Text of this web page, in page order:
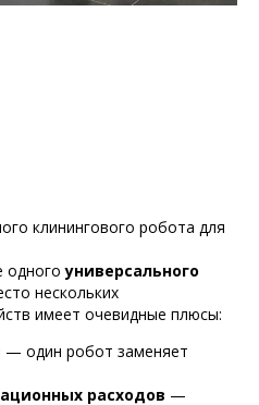
клинингового робота для
одногоуниверсального
нескольких
имеет очевидные плюсы:
— один робот заменяет
расходов —